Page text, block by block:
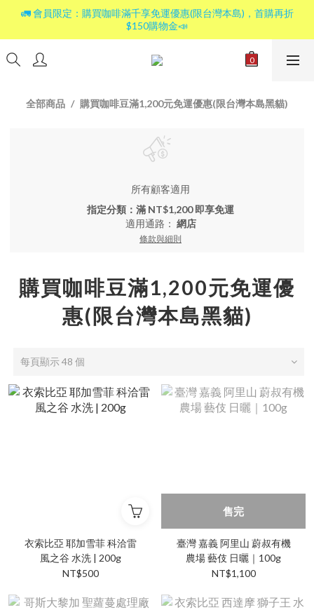
🚛 會員限定：購買咖啡滿千享免運優惠(限台灣本島)，首購再折
$150購物金📣
全部商品 購買咖啡豆滿1,200元免運優惠(限台灣本島黑貓)
所有顧客適用
指定分類：滿 NT$1,200 即享免運
適用通路： 網店
條款與細則
購買咖啡豆滿1,200元免運優
惠(限台灣本島黑貓)
每頁顯示 48 個
衣索比亞 耶加雪菲 科洽雷
風之谷 水洗 | 200g
NT$500
售完
臺灣 嘉義 阿里山 蔚叔有機
農場 藝伎 日曬｜100g
NT$1,100